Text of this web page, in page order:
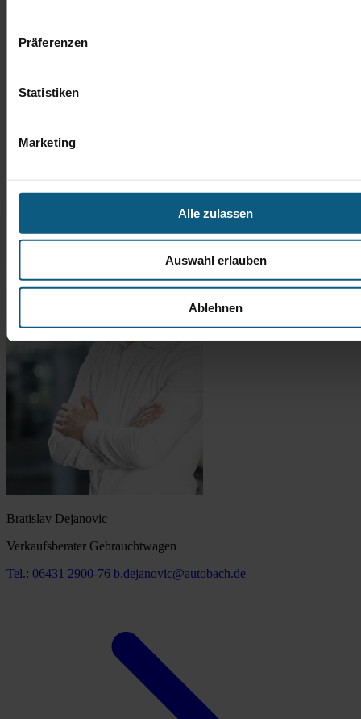
Präferenzen
Statistiken
Marketing
Alle zulassen
Auswahl erlauben
Ablehnen
Bratislav Dejanovic
Verkaufsberater Gebrauchtwagen
Tel.: 06431 2900-76 b.dejanovic@autobach.de